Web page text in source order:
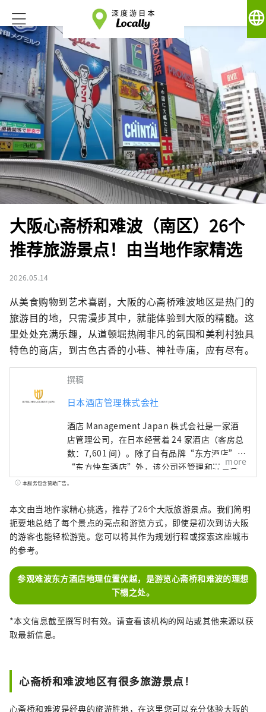
language
大阪心斋桥和难波（南区）26个
推荐旅游景点！由当地作家精选
2026.05.14
从美食购物到艺术喜剧，大阪的心斋桥难波地区是热门的
旅游目的地，只需漫步其中，就能体验到大阪的精髓。这
里处处充满乐趣，从道顿堀热闹非凡的氛围和美利村独具
特色的商店，到古色古香的小巷、神社寺庙，应有尽有。
撰稿
日本酒店管理株式会社
酒店 Management Japan 株式会社是一家酒
店管理公司，在日本经营着 24 家酒店（客房总
数：7,601 间）。除了自有品牌“东方酒店”和
“东方快车酒店”外，该公司还管理和经营各
种酒店，包括“希尔顿”、“喜来登”和“日
more
本服务包含赞助广告。
本文由当地作家精心挑选，推荐了26个大阪旅游景点。我们简明
扼要地总结了每个景点的亮点和游览方式，即使是初次到访大阪
的游客也能轻松游览。您可以将其作为规划行程或探索这座城市
的参考。
参观难波东方酒店地理位置优越，是游览心斋桥和难波的理想
下榻之处。
*本文信息截至撰写时有效。请查看该机构的网站或其他来源以获
取最新信息。
心斋桥和难波地区有很多旅游景点！
心斋桥和难波是经典的旅游胜地，在这里您可以充分体验大阪的